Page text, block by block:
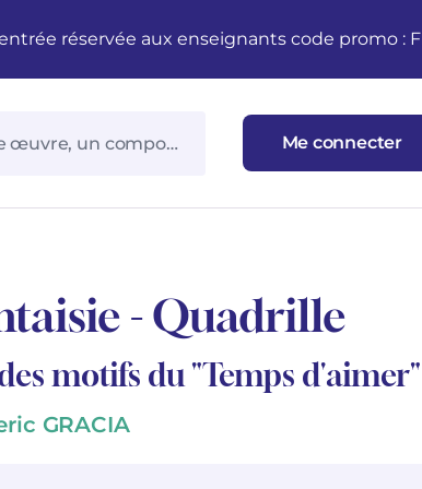
réservée aux enseignants code promo :
Me connecter
- Quadrille
motifs du "Temps
GRACIA